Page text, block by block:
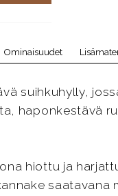
Ominaisuudet
suihkuhylly,
haponkestävä
hiottu ja
saatavana